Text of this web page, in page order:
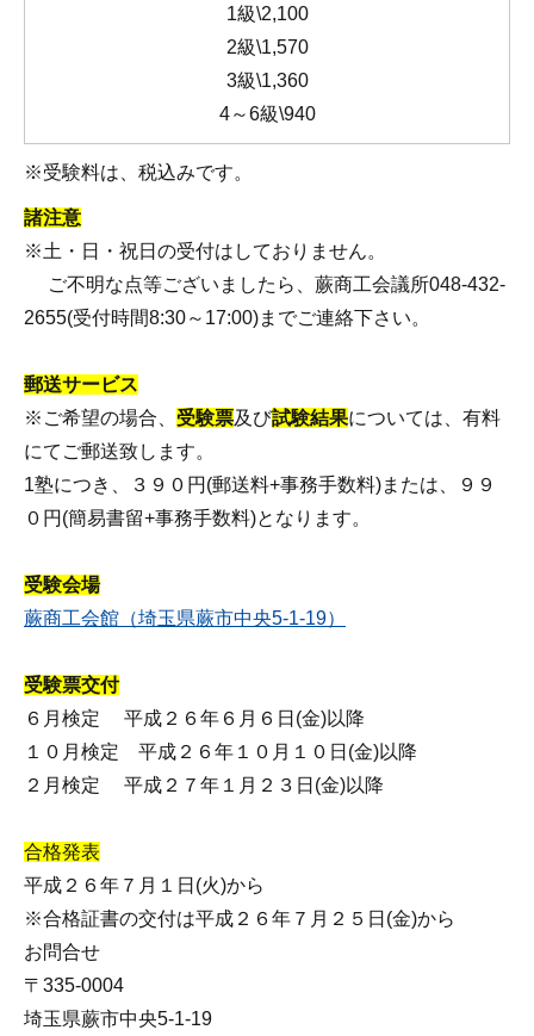
1級\2,100
2級\1,570
3級\1,360
4～6級\940
※受験料は、税込みです。
諸注意
※土・日・祝日の受付はしておりません。
ご不明な点等ございましたら、蕨商工会議所048-432-
2655(受付時間8:30～17:00)までご連絡下さい。
郵送サービス
※ご希望の場合、 受験票及び試験結果については、有料
にてご郵送致します。
1塾につき、３９０円(郵送料+事務手数料)または、９９
０円(簡易書留+事務手数料)となります。
受験会場
蕨商工会館（埼玉県蕨市中央5-1-19）
受験票交付
６月検定 平成２６年６月６日(金)以降
１０月検定 平成２６年１０月１０日(金)以降
２月検定 平成２７年１月２３日(金)以降
合格発表
平成２６年７月１日(火)から
※合格証書の交付は平成２６年７月２５日(金)から
お問合せ
〒335-0004
埼玉県蕨市中央5-1-19